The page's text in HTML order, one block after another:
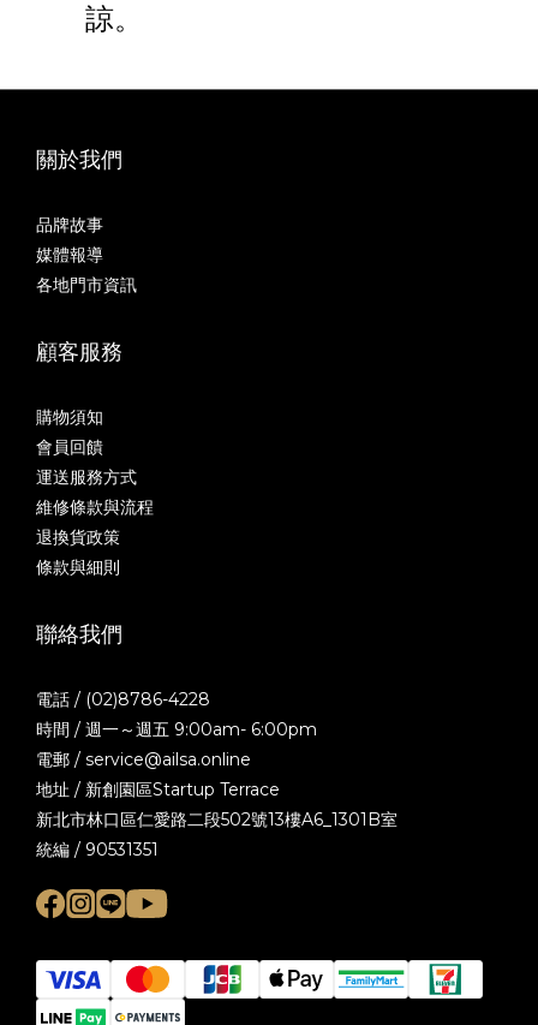
諒。
關於我們
品牌故事
媒體報導
各地門市資訊
顧客服務
購物須知
會員回饋
運送服務方式
維修條款與流程
退換貨政策
條款與細則
聯絡我們
電話 / (02)8786-4228
時間 / 週一～週五 9:00am- 6:00pm
電郵 / service@ailsa.online
地址 / 新創園區Startup Terrace
新北市林口區仁愛路二段502號13樓A6_1301B室
統編 / 90531351